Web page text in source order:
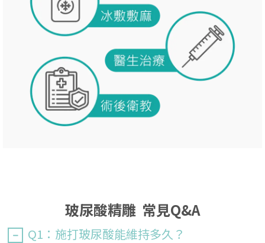
玻尿酸精雕 常見Q&A
Q1：施打玻尿酸能維持多久？